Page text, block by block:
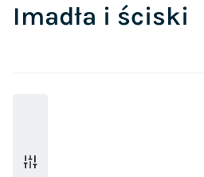
Imadła i ściski